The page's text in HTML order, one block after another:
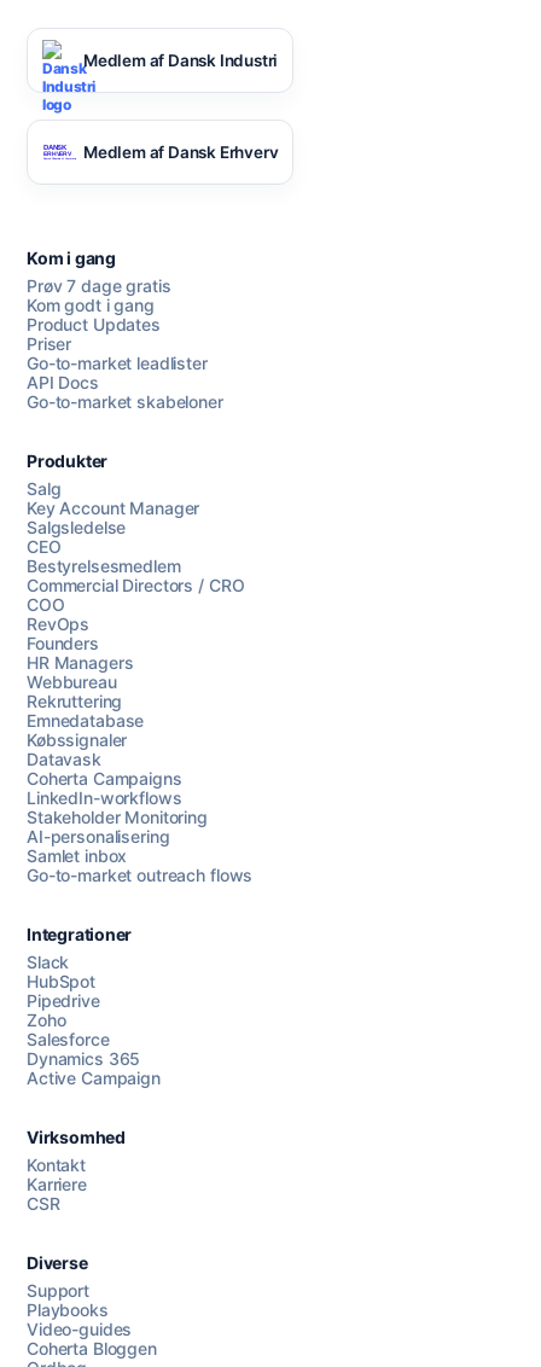
Chat med os
AI Campaign Assist
Medlem af Dansk Industri
Medlem af Dansk Erhverv
Kom i gang
Prøv 7 dage gratis
Kom godt i gang
Product Updates
Priser
Go-to-market leadlister
API Docs
Go-to-market skabeloner
Produkter
Salg
Key Account Manager
Salgsledelse
CEO
Bestyrelsesmedlem
Commercial Directors / CRO
COO
RevOps
Founders
HR Managers
Webbureau
Rekruttering
Emnedatabase
Købssignaler
Datavask
Coherta Campaigns
LinkedIn-workflows
Stakeholder Monitoring
AI-personalisering
Samlet inbox
Go-to-market outreach flows
Integrationer
Slack
HubSpot
Pipedrive
Zoho
Salesforce
Dynamics 365
Active Campaign
Virksomhed
Kontakt
Karriere
CSR
Diverse
Support
Playbooks
Video-guides
Coherta Bloggen